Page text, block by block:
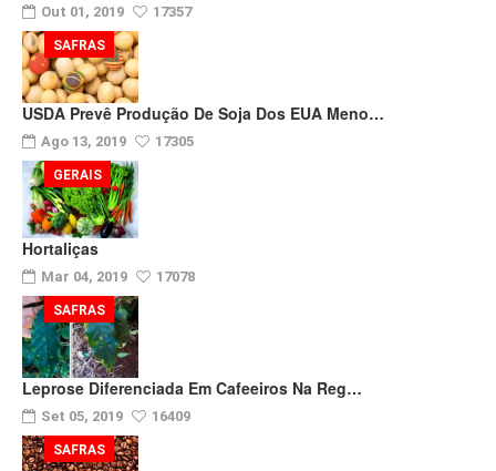
Out 01, 2019 17357
USDA Prevê Produção De Soja Dos EUA Meno…
Ago 13, 2019 17305
SAFRAS
Hortaliças
Mar 04, 2019 17078
GERAIS
Leprose Diferenciada Em Cafeeiros Na Reg…
Set 05, 2019 16409
SAFRAS
SAFRAS